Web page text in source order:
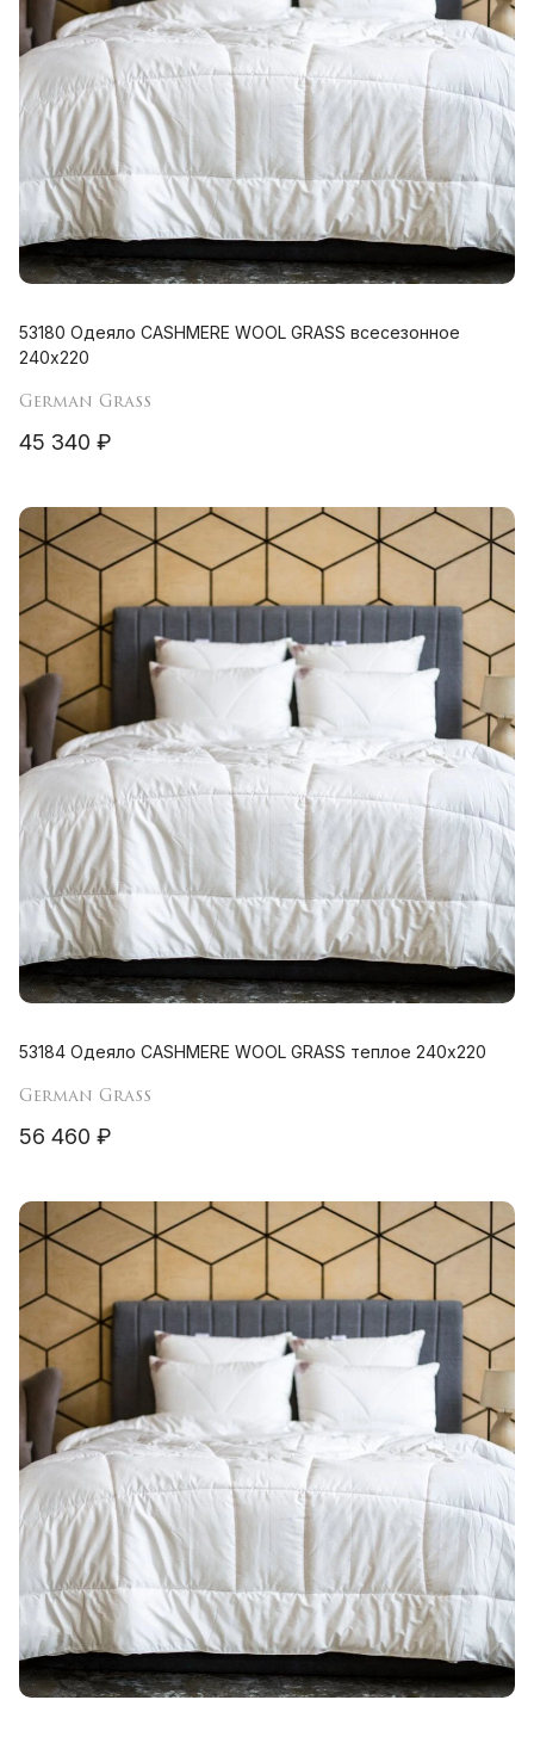
53180 Одеяло CASHMERE WOOL GRASS всесезонное
240х220
German Grass
45 340 ₽
53184 Одеяло CASHMERE WOOL GRASS теплое 240х220
German Grass
56 460 ₽